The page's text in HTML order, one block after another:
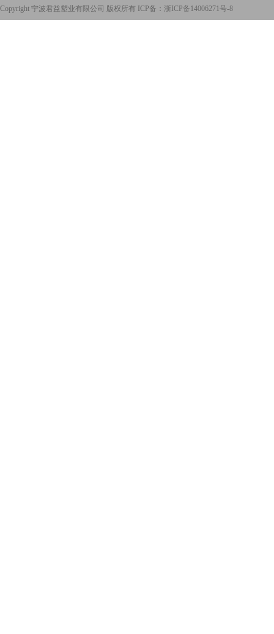
Copyright 宁波君益塑业有限公司 版权所有 ICP备： 浙ICP备14006271号-8